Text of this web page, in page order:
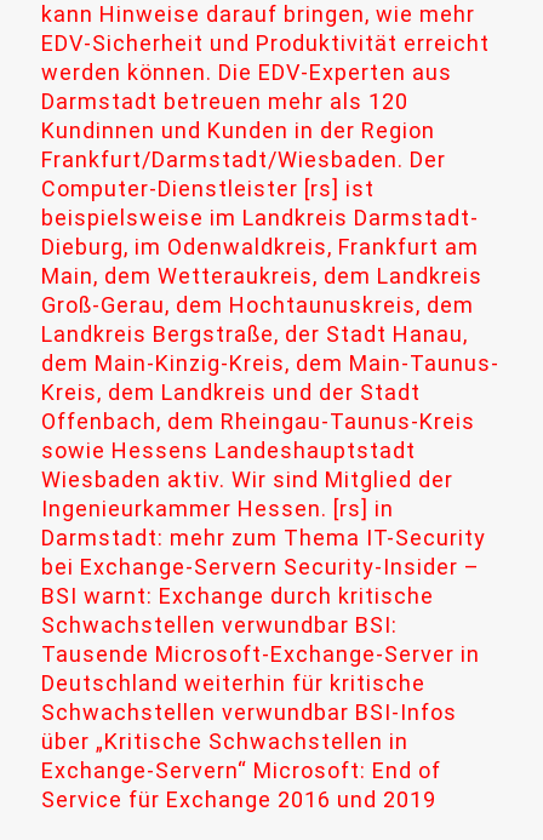
kann Hinweise darauf bringen, wie mehr
EDV-Sicherheit und Produktivität erreicht
werden können. Die EDV-Experten aus
Darmstadt betreuen mehr als 120
Kundinnen und Kunden in der Region
Frankfurt/Darmstadt/Wiesbaden. Der
Computer-Dienstleister [rs] ist
beispielsweise im Landkreis Darmstadt-
Dieburg, im Odenwaldkreis, Frankfurt am
Main, dem Wetteraukreis, dem Landkreis
Groß-Gerau, dem Hochtaunuskreis, dem
Landkreis Bergstraße, der Stadt Hanau,
dem Main-Kinzig-Kreis, dem Main-Taunus-
Kreis, dem Landkreis und der Stadt
Offenbach, dem Rheingau-Taunus-Kreis
sowie Hessens Landeshauptstadt
Wiesbaden aktiv. Wir sind Mitglied der
Ingenieurkammer Hessen. [rs] in
Darmstadt: mehr zum Thema IT-Security
bei Exchange-Servern Security-Insider –
BSI warnt: Exchange durch kritische
Schwachstellen verwundbar BSI:
Tausende Microsoft-Exchange-Server in
Deutschland weiterhin für kritische
Schwachstellen verwundbar BSI-Infos
über „Kritische Schwachstellen in
Exchange-Servern“ Microsoft: End of
Service für Exchange 2016 und 2019